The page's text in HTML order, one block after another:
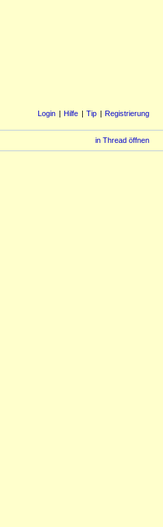
Login Hilfe Tip Registrierung
in Thread öffnen